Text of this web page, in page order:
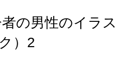
の男性のイラス
）2